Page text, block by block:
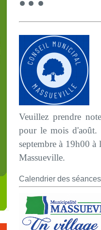
Veuillez prendre
pour le mois
septembre à 19h00 à
Massueville.
Calendrier des